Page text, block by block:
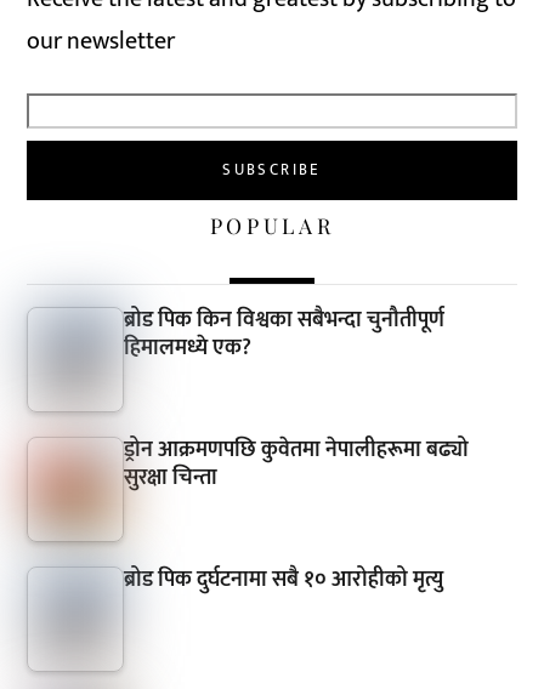
our newsletter
POPULAR
ब्रोड पिक किन विश्वका सबैभन्दा चुनौतीपूर्ण
हिमालमध्ये एक?
ड्रोन आक्रमणपछि कुवेतमा नेपालीहरूमा बढ्यो
सुरक्षा चिन्ता
ब्रोड पिक दुर्घटनामा सबै १० आरोहीको मृत्यु